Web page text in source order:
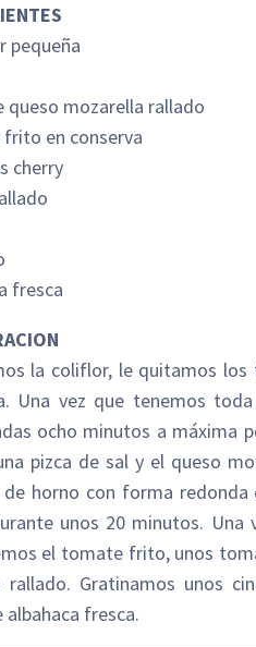
pequeña
queso mozarella rallado
en conserva
cherry
fresca
la coliflor, le quitamos
Una vez que tenemos
ocho minutos a máxima
pizca de sal y el queso
de horno con forma
unos 20 minutos.
el tomate frito, unos
rallado. Gratinamos unos
albahaca fresca.